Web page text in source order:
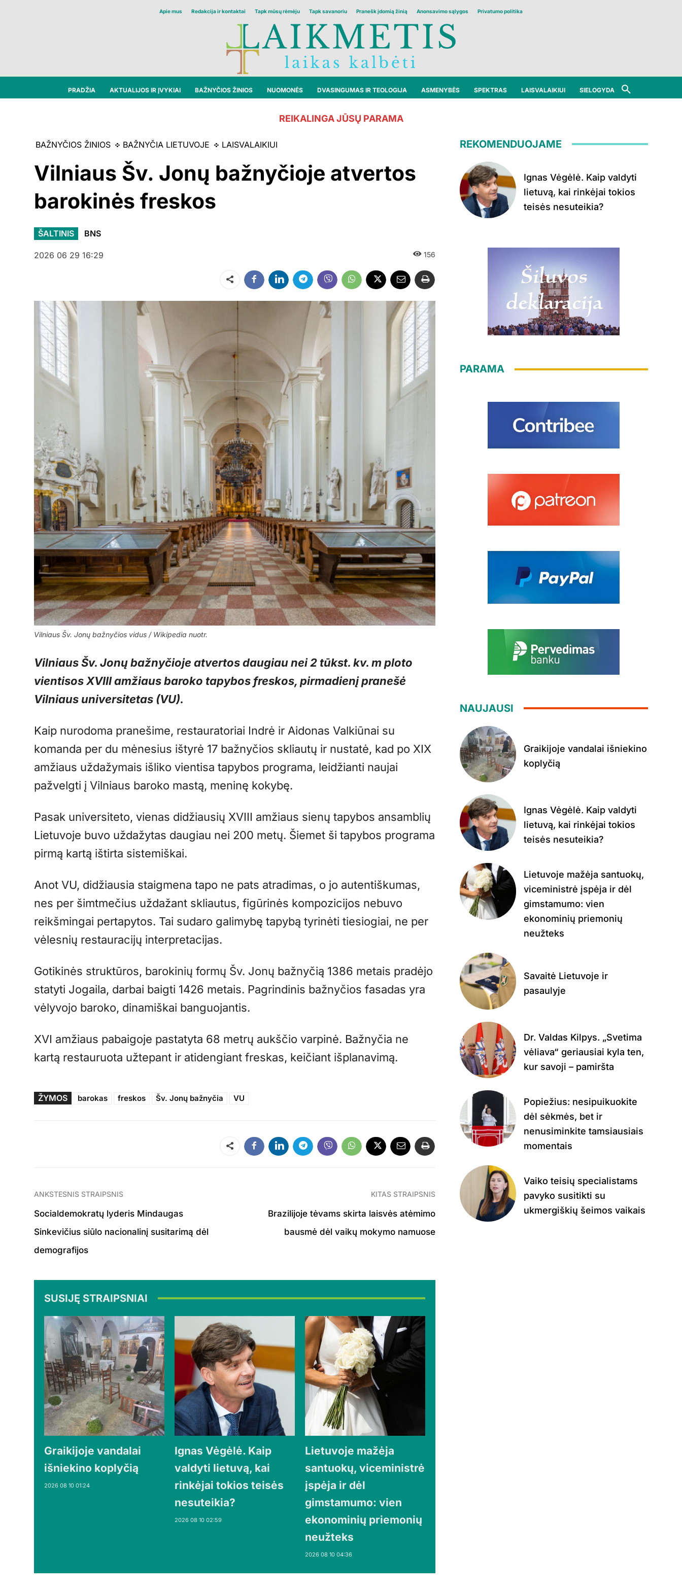
Apie mus Redakcija ir kontaktai Tapk mūsų rėmėju Tapk savanoriu Pranešk įdomią žinią Anonsavimo sąlygos Privatumo politika
PRADŽIA AKTUALIJOS IR ĮVYKIAI BAŽNYČIOS ŽINIOS NUOMONĖS DVASINGUMAS IR TEOLOGIJA ASMENYBĖS SPEKTRAS LAISVALAIKIUI SIELOGYDA
REIKALINGA JŪSŲ PARAMA
BAŽNYČIOS ŽINIOS BAŽNYČIA LIETUVOJE LAISVALAIKIUI
Vilniaus Šv. Jonų bažnyčioje atvertos
barokinės freskos
ŠALTINIS BNS
2026 06 29 16:29 156
Dalintis
Vilniaus Šv. Jonų bažnyčios vidus / Wikipedia nuotr.
Vilniaus Šv. Jonų bažnyčioje atvertos daugiau nei 2 tūkst. kv. m ploto
vientisos XVIII amžiaus baroko tapybos freskos, pirmadienį pranešė
Vilniaus universitetas (VU).
Kaip nurodoma pranešime, restauratoriai Indrė ir Aidonas Valkiūnai su
komanda per du mėnesius ištyrė 17 bažnyčios skliautų ir nustatė, kad po XIX
amžiaus uždažymais išliko vientisa tapybos programa, leidžianti naujai
pažvelgti į Vilniaus baroko mastą, meninę kokybę.
Pasak universiteto, vienas didžiausių XVIII amžiaus sienų tapybos ansamblių
Lietuvoje buvo uždažytas daugiau nei 200 metų. Šiemet ši tapybos programa
pirmą kartą ištirta sistemiškai.
Anot VU, didžiausia staigmena tapo ne pats atradimas, o jo autentiškumas,
nes per šimtmečius uždažant skliautus, figūrinės kompozicijos nebuvo
reikšmingai pertapytos. Tai sudaro galimybę tapybą tyrinėti tiesiogiai, ne per
vėlesnių restauracijų interpretacijas.
Gotikinės struktūros, barokinių formų Šv. Jonų bažnyčią 1386 metais pradėjo
statyti Jogaila, darbai baigti 1426 metais. Pagrindinis bažnyčios fasadas yra
vėlyvojo baroko, dinamiškai banguojantis.
XVI amžiaus pabaigoje pastatyta 68 metrų aukščio varpinė. Bažnyčia ne
kartą restauruota užtepant ir atidengiant freskas, keičiant išplanavimą.
ŽYMOS barokas freskos Šv. Jonų bažnyčia VU
Dalintis
ANKSTESNIS STRAIPSNIS
Socialdemokratų lyderis Mindaugas
Sinkevičius siūlo nacionalinį susitarimą dėl
demografijos
KITAS STRAIPSNIS
Brazilijoje tėvams skirta laisvės atėmimo
bausmė dėl vaikų mokymo namuose
SUSIJĘ STRAIPSNIAI
Graikijoje vandalai
išniekino koplyčią
2026 08 10 01:24
Ignas Vėgėlė. Kaip
valdyti lietuvą, kai
rinkėjai tokios teisės
nesuteikia?
2026 08 10 02:59
Lietuvoje mažėja
santuokų, viceministrė
įspėja ir dėl
gimstamumo: vien
ekonominių priemonių
neužteks
2026 08 10 04:36
REKOMENDUOJAME
Ignas Vėgėlė. Kaip valdyti
lietuvą, kai rinkėjai tokios
teisės nesuteikia?
PARAMA
NAUJAUSI
Graikijoje vandalai išniekino
koplyčią
Ignas Vėgėlė. Kaip valdyti
lietuvą, kai rinkėjai tokios
teisės nesuteikia?
Lietuvoje mažėja santuokų,
viceministrė įspėja ir dėl
gimstamumo: vien
ekonominių priemonių
neužteks
Savaitė Lietuvoje ir
pasaulyje
Dr. Valdas Kilpys. „Svetima
vėliava“ geriausiai kyla ten,
kur savoji – pamiršta
Popiežius: nesipuikuokite
dėl sėkmės, bet ir
nenusiminkite tamsiausiais
momentais
Vaiko teisių specialistams
pavyko susitikti su
ukmergiškių šeimos vaikais